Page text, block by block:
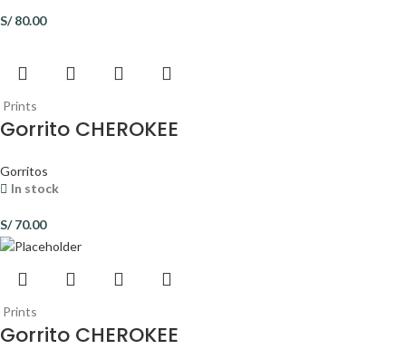
S/80.00
Prints
Gorrito CHEROKEE
Gorritos
In stock
S/70.00
Prints
Gorrito CHEROKEE